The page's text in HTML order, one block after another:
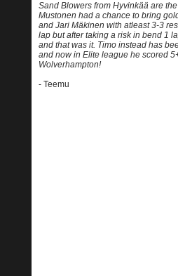
Sand Blowers from Hyvinkää are
Mustonen had a chance to bring
and Jari Mäkinen with atleast 3-3
lap but after taking a risk in bend 1
and that was it. Timo instead has
and now in Elite league he scored
Wolverhampton!
- Teemu